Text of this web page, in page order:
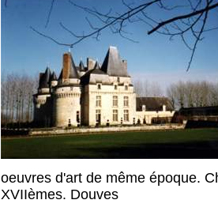
oeuvres d'art de même époque.
XVIIèmes. Douves